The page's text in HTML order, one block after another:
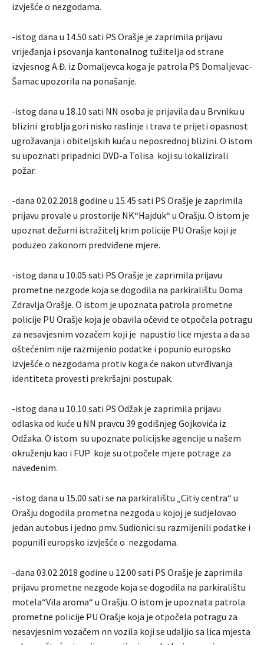
izvješće o nezgodama.
-istog dana u 14.50 sati PS Orašje je zaprimila prijavu
vrijeđanja i psovanja kantonalnog tužitelja od strane
izvjesnog A.Đ. iz Domaljevca koga je patrola PS Domaljevac-
Šamac upozorila na ponašanje.
-istog dana u 18.10 sati NN osoba je prijavila da u Brvniku u
blizini groblja gori nisko raslinje i trava te prijeti opasnost
ugrožavanja i obiteljskih kuća u neposrednoj blizini. O istom
su upoznati pripadnici DVD-a Tolisa koji su lokalizirali
požar.
-dana 02.02.2018 godine u 15.45 sati PS Orašje je zaprimila
prijavu provale u prostorije NK“Hajduk“ u Orašju. O istom je
upoznat dežurni istražitelj krim policije PU Orašje koji je
poduzeo zakonom predviđene mjere.
-istog dana u 10.05 sati PS Orašje je zaprimila prijavu
prometne nezgode koja se dogodila na parkiralištu Doma
Zdravlja Orašje. O istom je upoznata patrola prometne
policije PU Orašje koja je obavila očevid te otpočela potragu
za nesavjesnim vozačem koji je napustio lice mjesta a da sa
oštećenim nije razmijenio podatke i popunio europsko
izvješće o nezgodama protiv koga će nakon utvrđivanja
identiteta provesti prekršajni postupak.
-istog dana u 10.10 sati PS Odžak je zaprimila prijavu
odlaska od kuće u NN pravcu 39 godišnjeg Gojkovića iz
Odžaka. O istom su upoznate policijske agencije u našem
okruženju kao i FUP koje su otpočele mjere potrage za
navedenim.
-istog dana u 15.00 sati se na parkiralištu „Citiy centra“ u
Orašju dogodila prometna nezgoda u kojoj je sudjelovao
jedan autobus i jedno pmv. Sudionici su razmijenili podatke i
popunili europsko izvješće o nezgodama.
-dana 03.02.2018 godine u 12.00 sati PS Orašje je zaprimila
prijavu prometne nezgode koja se dogodila na parkiralištu
motela“Vila aroma“ u Orašju. O istom je upoznata patrola
prometne policije PU Orašje koja je otpočela potragu za
nesavjesnim vozačem nn vozila koji se udaljio sa lica mjesta